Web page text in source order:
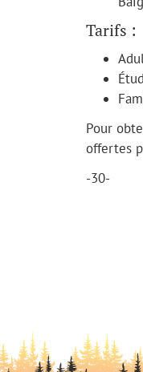
Tarifs :
Pour
offertes
-30-